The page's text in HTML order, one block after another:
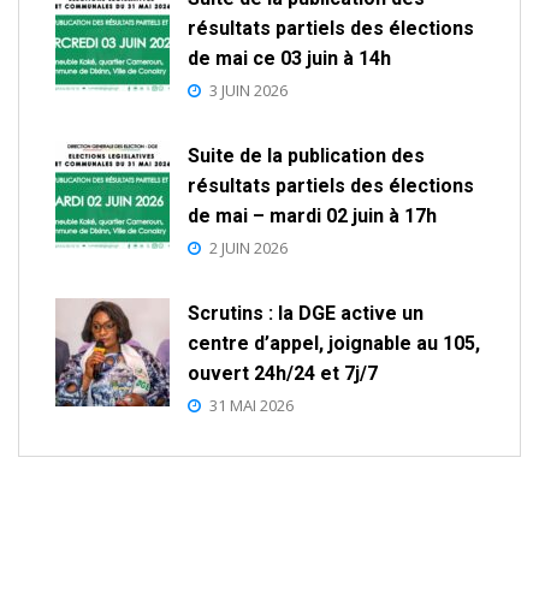
résultats partiels des élections
de mai ce 03 juin à 14h
3 JUIN 2026
Suite de la publication des
résultats partiels des élections
de mai – mardi 02 juin à 17h
2 JUIN 2026
Scrutins : la DGE active un
centre d’appel, joignable au 105,
ouvert 24h/24 et 7j/7
31 MAI 2026